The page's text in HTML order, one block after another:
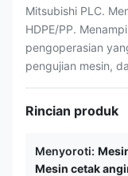
Mitsubishi PLC.
HDPE/PP.
pengoperasian
pengujian mesin,
Rincian produk
Menyoroti:
Mesin cetak